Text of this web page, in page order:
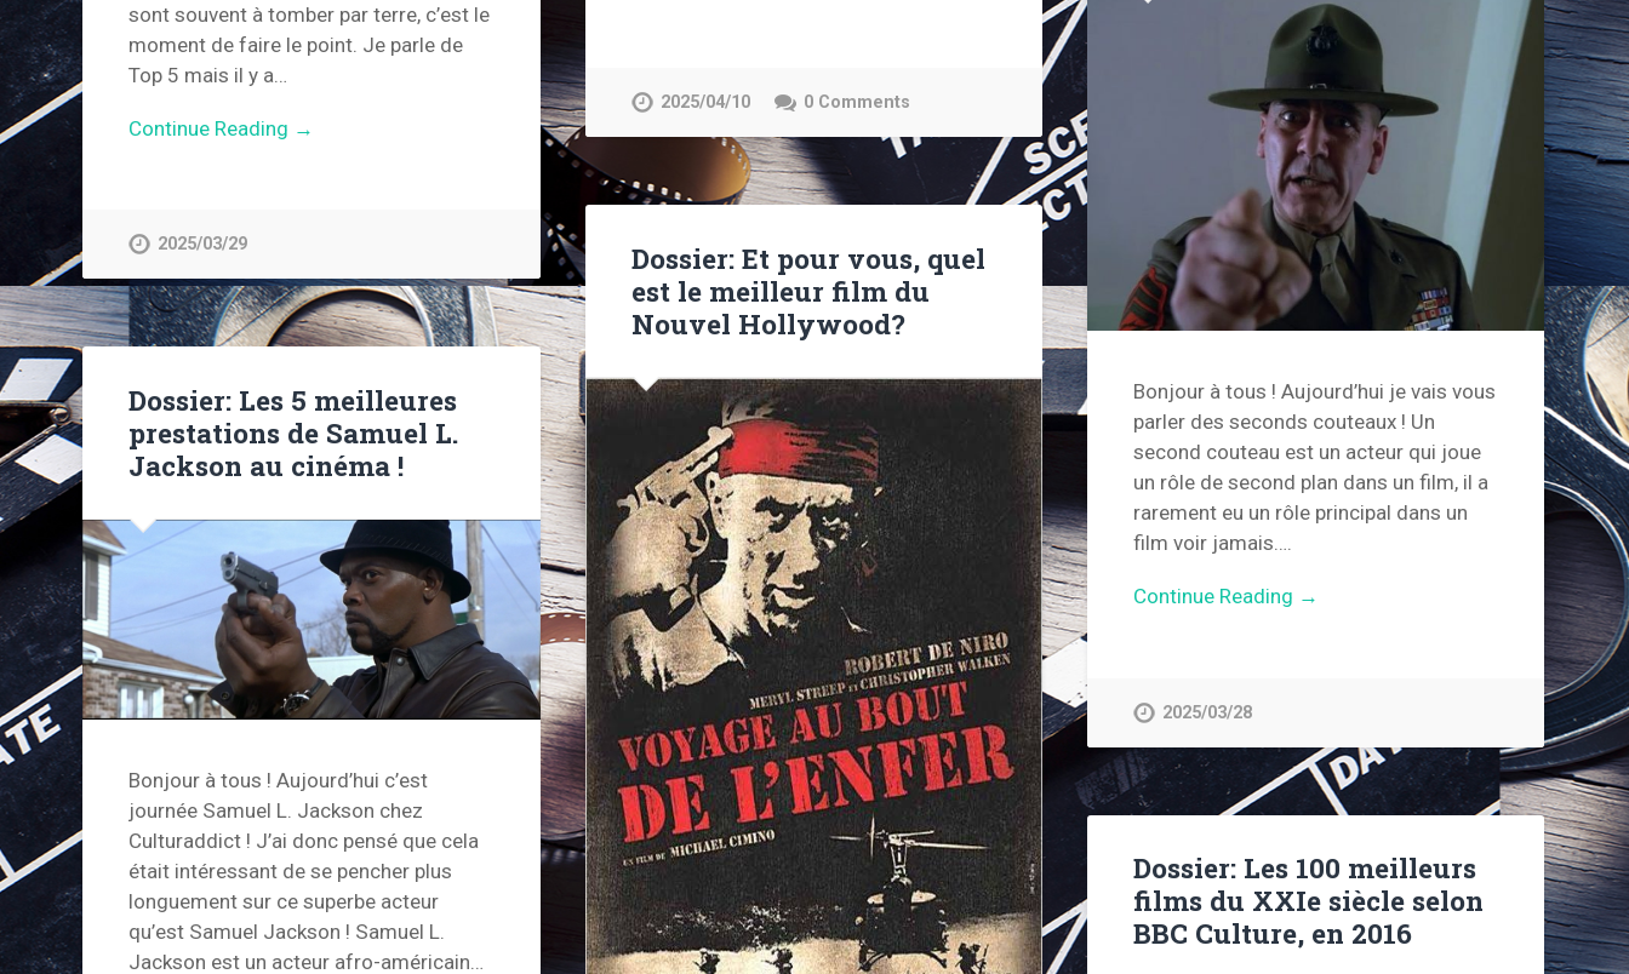
2025/04/10 0 Comments
sont souvent à tomber par terre, c’est le
moment de faire le point. Je parle de
Top 5 mais il y a…
Continue Reading →
2025/03/29
Bonjour à tous ! Aujourd’hui je vais vous
parler des seconds couteaux ! Un
second couteau est un acteur qui joue
un rôle de second plan dans un film, il a
rarement eu un rôle principal dans un
film voir jamais….
Continue Reading →
2025/03/28
Dossier: Et pour vous, quel
est le meilleur film du
Nouvel Hollywood?
Dossier: Les 5 meilleures
prestations de Samuel L.
Jackson au cinéma !
Bonjour à tous ! Aujourd’hui c’est
journée Samuel L. Jackson chez
Culturaddict ! J’ai donc pensé que cela
était intéressant de se pencher plus
longuement sur ce superbe acteur
qu’est Samuel Jackson ! Samuel L.
Jackson est un acteur afro-américain…
Dossier: Les 100 meilleurs
films du XXIe siècle selon
BBC Culture, en 2016